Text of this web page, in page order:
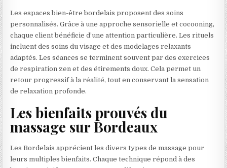
Les espaces bien-être bordelais proposent des soins
personnalisés. Grâce à une approche sensorielle et cocooning,
chaque client bénéficie d’une attention particulière. Les rituels
incluent des soins du visage et des modelages relaxants
adaptés. Les séances se terminent souvent par des exercices
de respiration zen et des étirements doux. Cela permet un
retour progressif à la réalité, tout en conservant la sensation
de relaxation profonde.
Les bienfaits prouvés du
massage sur Bordeaux
Les Bordelais apprécient les divers types de massage pour
leurs multiples bienfaits. Chaque technique répond à des